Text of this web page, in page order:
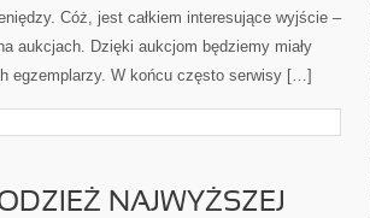
Cóż, jest całkiem interesujące wyjście –
aukcjach. Dzięki aukcjom będziemy miały
egzemplarzy. W końcu często serwisy […]
NAJWYŻSZEJ